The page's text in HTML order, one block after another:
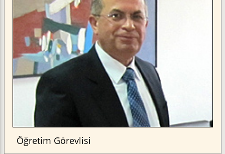
Öğretim Görevlisi